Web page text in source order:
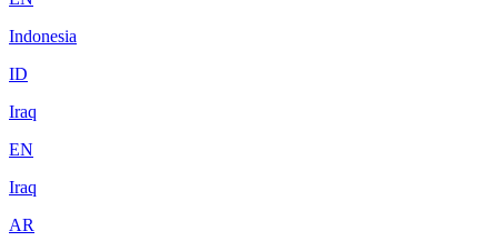
Indonesia
ID
Iraq
EN
Iraq
AR